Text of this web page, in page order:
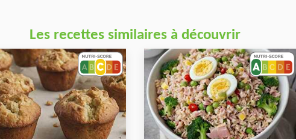
Les recettes similaires à découvrir